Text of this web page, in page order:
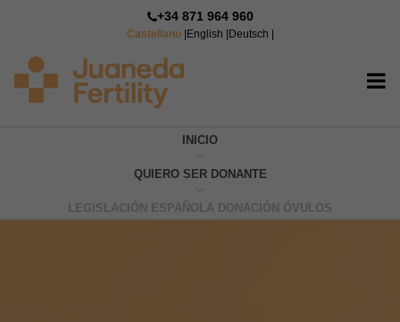
+34 871 964 960
Castellano English Deutsch
INICIO
QUIERO SER DONANTE
LEGISLACIÓN ESPAÑOLA DONACIÓN ÓVULOS